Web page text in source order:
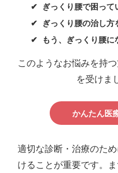
ぎっくり腰で困って
ぎっくり腰の治し方
もう、ぎっくり腰に
このようなお悩みを持
を受けま
かんたん医
適切な診断・治療のた
けることが重要です。